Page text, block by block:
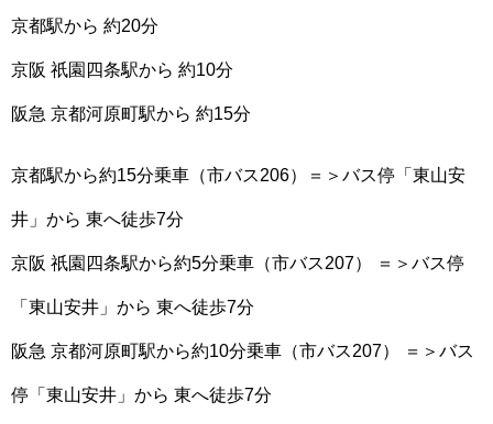
京都駅から 約20分
京阪 祇園四条駅から 約10分
阪急 京都河原町駅から 約15分
京都駅から約15分乗車（市バス206）＝＞バス停「東山安
井」から 東へ徒歩7分
京阪 祇園四条駅から約5分乗車（市バス207） ＝＞バス停
「東山安井」から 東へ徒歩7分
阪急 京都河原町駅から約10分乗車（市バス207） ＝＞バス
停「東山安井」から 東へ徒歩7分